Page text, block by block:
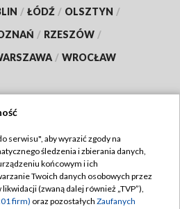
/ ŁÓDŹ / OLSZTYN /
/ RZESZÓW /
/ WROCŁAW
TVP
TVP
prywatności
serwisu", aby wyrazić zgody na
śledzenia i zbierania danych,
końcowym i ich
Twoich danych osobowych przez
(zwaną dalej również „TVP”),
firm) oraz pozostałych Zaufanych